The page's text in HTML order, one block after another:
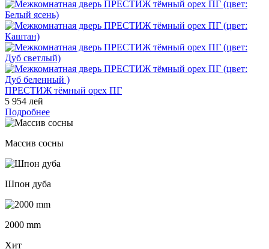
ПРЕСТИЖ тёмный орех ПГ
5 954 лей
Подробнее
Массив сосны
Шпон дуба
2000 mm
Хит